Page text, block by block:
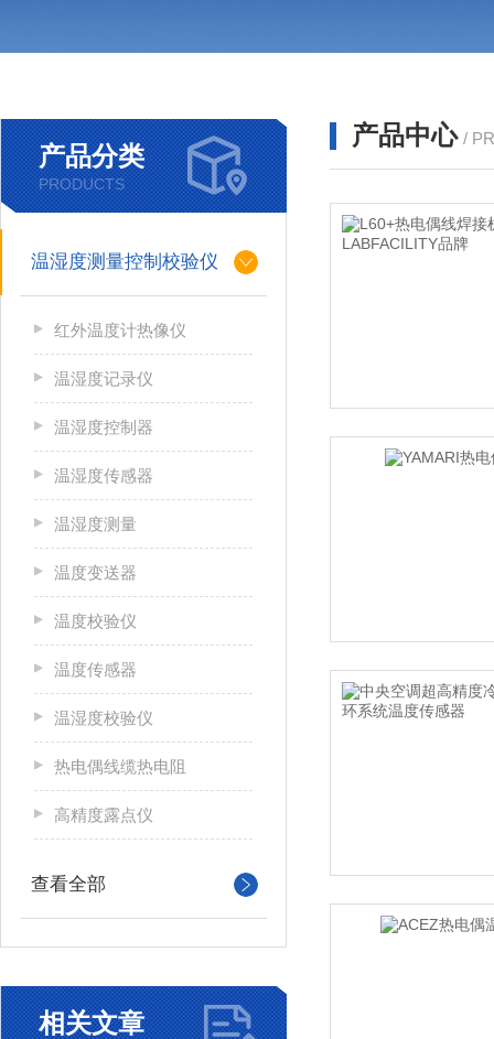
产品分类
PRODUCTS
温湿度测量控制校验仪
红外温度计热像仪
温湿度记录仪
温湿度控制器
温湿度传感器
温湿度测量
温度变送器
温度校验仪
温度传感器
温湿度校验仪
热电偶线缆热电阻
高精度露点仪
查看全部
相关文章
产品中心 /